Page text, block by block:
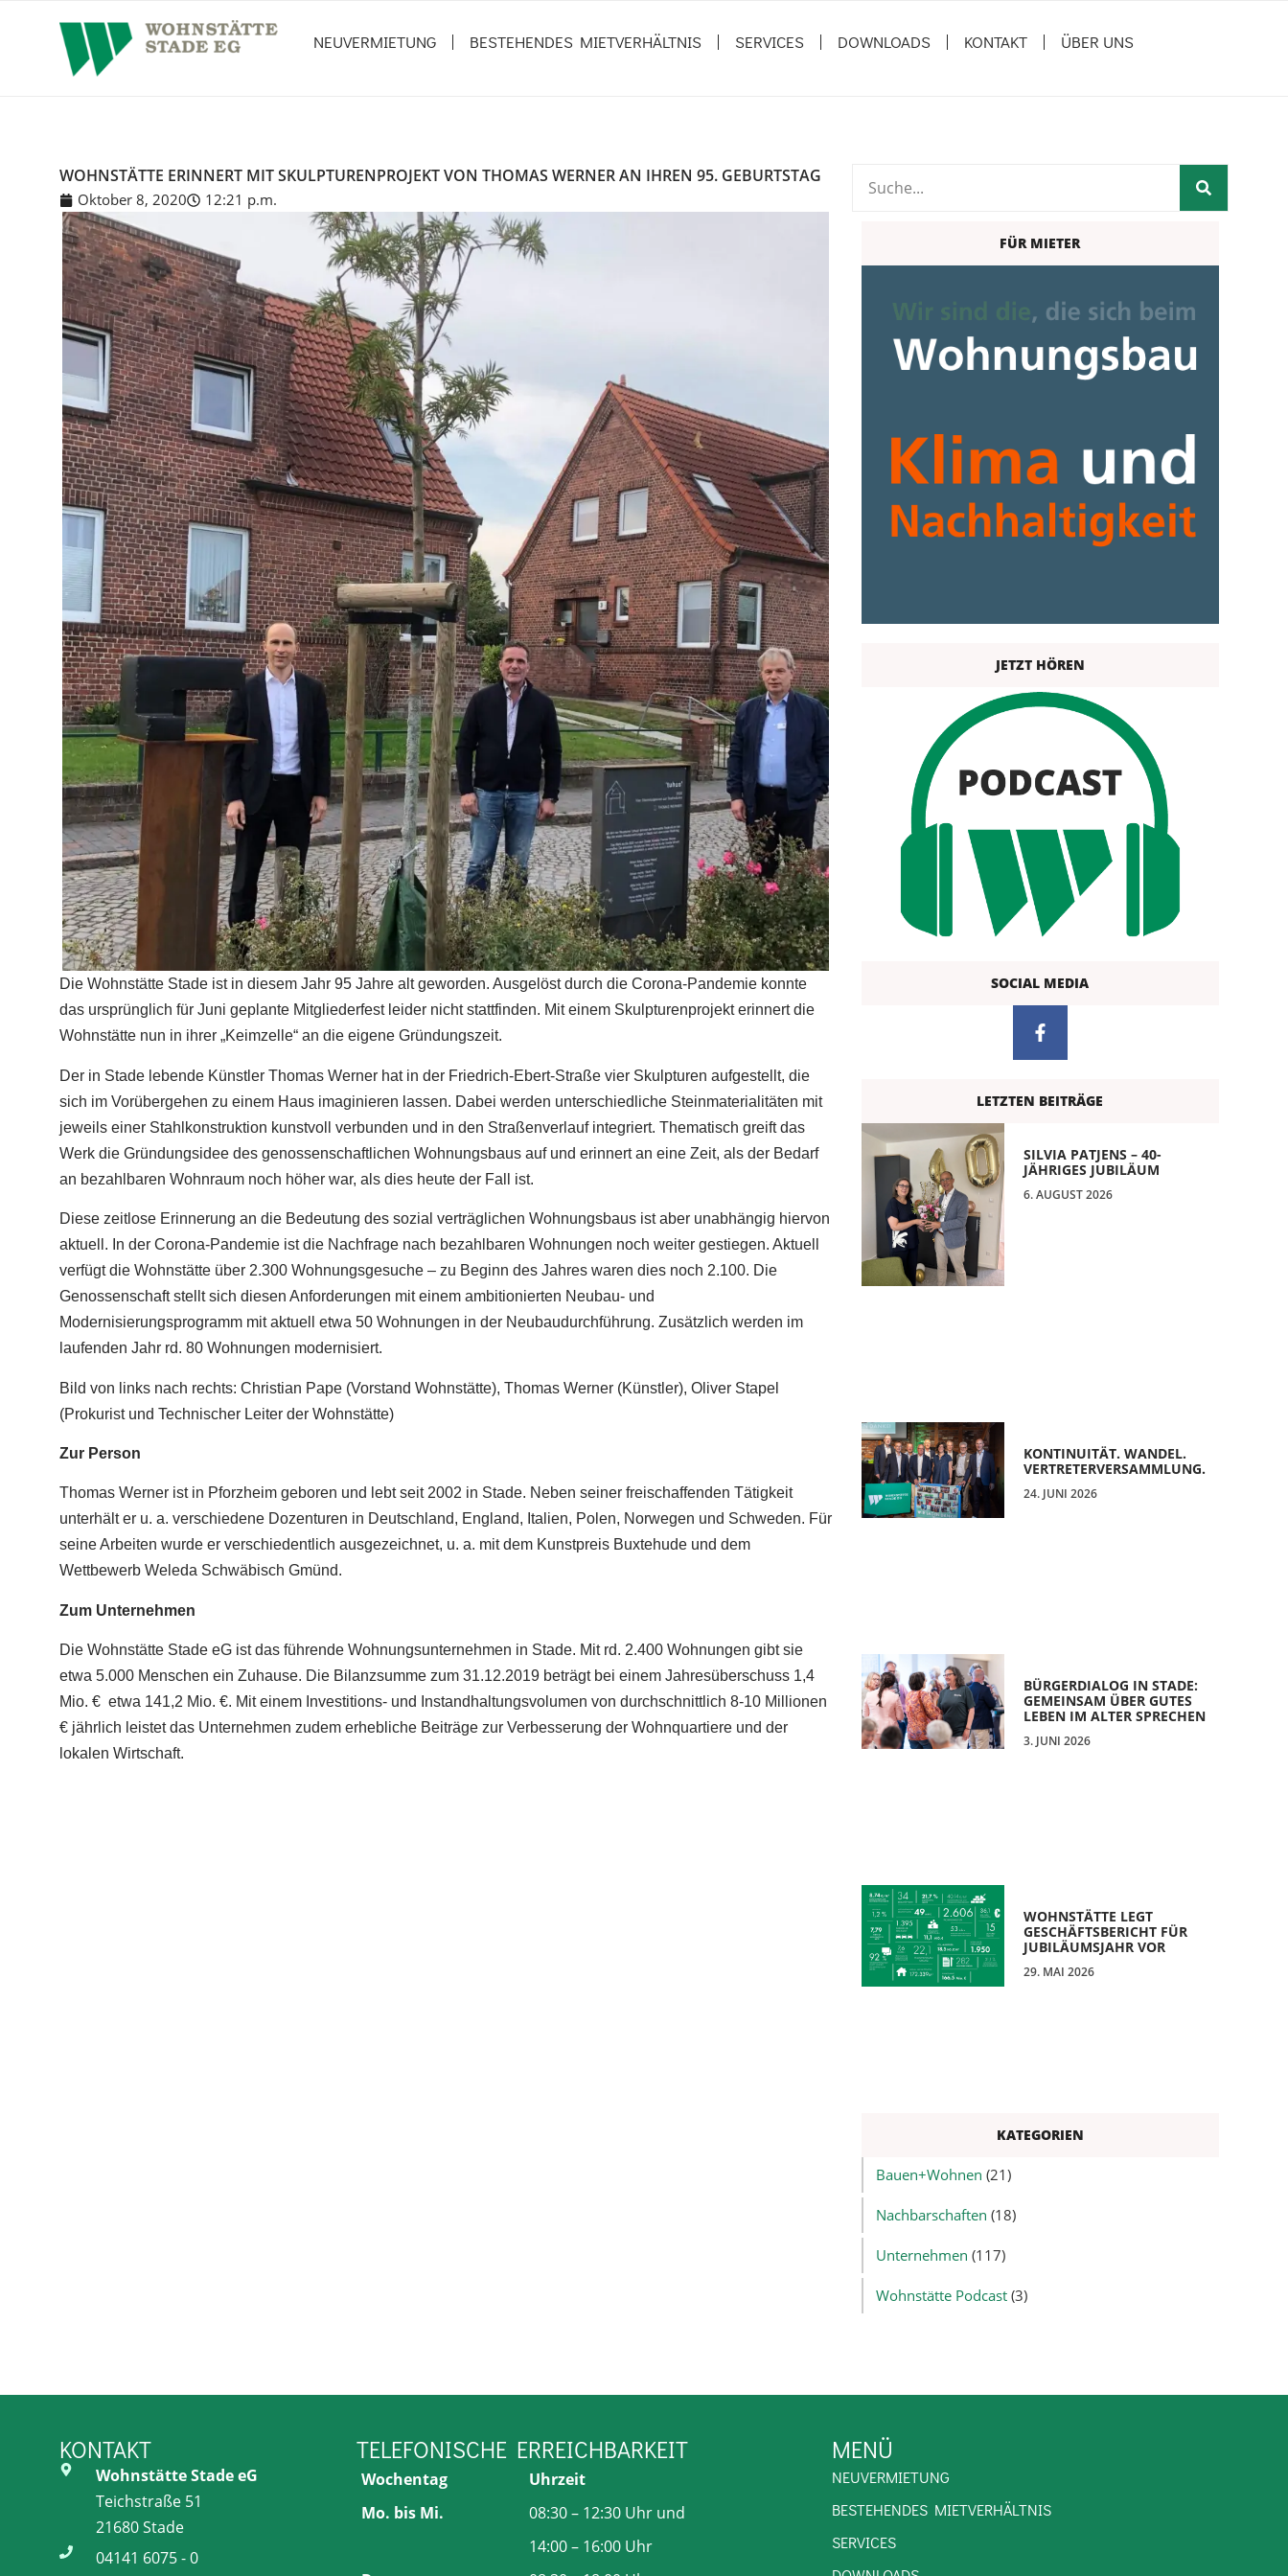
NEUVERMIETUNG BESTEHENDES MIETVERHÄLTNIS SERVICES DOWNLOADS KONTAKT ÜBER UNS
WOHNSTÄTTE ERINNERT MIT SKULPTURENPROJEKT VON THOMAS WERNER AN IHREN 95. GEBURTSTAG
Oktober 8, 2020 12:21 p.m.
Die Wohnstätte Stade ist in diesem Jahr 95 Jahre alt geworden. Ausgelöst durch die Corona-Pandemie konnte
das ursprünglich für Juni geplante Mitgliederfest leider nicht stattfinden. Mit einem Skulpturenprojekt erinnert die
Wohnstätte nun in ihrer „Keimzelle“ an die eigene Gründungszeit.
Der in Stade lebende Künstler Thomas Werner hat in der Friedrich-Ebert-Straße vier Skulpturen aufgestellt, die
sich im Vorübergehen zu einem Haus imaginieren lassen. Dabei werden unterschiedliche Steinmaterialitäten mit
jeweils einer Stahlkonstruktion kunstvoll verbunden und in den Straßenverlauf integriert. Thematisch greift das
Werk die Gründungsidee des genossenschaftlichen Wohnungsbaus auf und erinnert an eine Zeit, als der Bedarf
an bezahlbaren Wohnraum noch höher war, als dies heute der Fall ist.
Diese zeitlose Erinnerung an die Bedeutung des sozial verträglichen Wohnungsbaus ist aber unabhängig hiervon
aktuell. In der Corona-Pandemie ist die Nachfrage nach bezahlbaren Wohnungen noch weiter gestiegen. Aktuell
verfügt die Wohnstätte über 2.300 Wohnungsgesuche – zu Beginn des Jahres waren dies noch 2.100. Die
Genossenschaft stellt sich diesen Anforderungen mit einem ambitionierten Neubau- und
Modernisierungsprogramm mit aktuell etwa 50 Wohnungen in der Neubaudurchführung. Zusätzlich werden im
laufenden Jahr rd. 80 Wohnungen modernisiert.
Bild von links nach rechts: Christian Pape (Vorstand Wohnstätte), Thomas Werner (Künstler), Oliver Stapel
(Prokurist und Technischer Leiter der Wohnstätte)
Zur Person
Thomas Werner ist in Pforzheim geboren und lebt seit 2002 in Stade. Neben seiner freischaffenden Tätigkeit
unterhält er u. a. verschiedene Dozenturen in Deutschland, England, Italien, Polen, Norwegen und Schweden. Für
seine Arbeiten wurde er verschiedentlich ausgezeichnet, u. a. mit dem Kunstpreis Buxtehude und dem
Wettbewerb Weleda Schwäbisch Gmünd.
Zum Unternehmen
Die Wohnstätte Stade eG ist das führende Wohnungsunternehmen in Stade. Mit rd. 2.400 Wohnungen gibt sie
etwa 5.000 Menschen ein Zuhause. Die Bilanzsumme zum 31.12.2019 beträgt bei einem Jahresüberschuss 1,4
Mio. € etwa 141,2 Mio. €. Mit einem Investitions- und Instandhaltungsvolumen von durchschnittlich 8-10 Millionen
€ jährlich leistet das Unternehmen zudem erhebliche Beiträge zur Verbesserung der Wohnquartiere und der
lokalen Wirtschaft.
FÜR MIETER
JETZT HÖREN
SOCIAL MEDIA
LETZTEN BEITRÄGE
SILVIA PATJENS – 40-
JÄHRIGES JUBILÄUM
6. AUGUST 2026
KONTINUITÄT. WANDEL.
VERTRETERVERSAMMLUNG.
24. JUNI 2026
BÜRGERDIALOG IN STADE:
GEMEINSAM ÜBER GUTES
LEBEN IM ALTER SPRECHEN
3. JUNI 2026
WOHNSTÄTTE LEGT
GESCHÄFTSBERICHT FÜR
JUBILÄUMSJAHR VOR
29. MAI 2026
KATEGORIEN
Bauen+Wohnen (21)
Nachbarschaften (18)
Unternehmen (117)
Wohnstätte Podcast(3)
KONTAKT
Wohnstätte Stade eG
Teichstraße 51
21680 Stade
04141 6075 - 0
TELEFONISCHE ERREICHBARKEIT
Wochentag
Uhrzeit
Mo. bis Mi.
08:30 – 12:30 Uhr und
14:00 – 16:00 Uhr
MENÜ
NEUVERMIETUNG
BESTEHENDES MIETVERHÄLTNIS
SERVICES